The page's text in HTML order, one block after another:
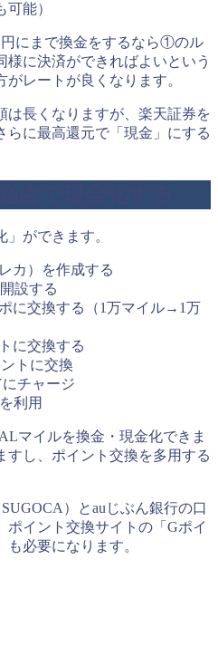
能）
にまで換金をするなら①のル
様に決済ができればよいという
レートが良くなります。
長くなりますが、楽天証券を
らに最高還元で「現金」にする
ができます。
カ）を作成する
設する
に交換する（1万マイル→1万
に交換する
トに交換
にチャージ
利用
マイルを換金・現金化できま
すし、ポイント交換を多用する
）とauじぶん銀行の口
ポイント交換サイトの「Gポイ
必要になります。